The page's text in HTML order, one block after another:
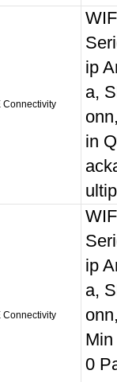
Connectivity
ip
a,
in
Connectivity
ip
a,
0